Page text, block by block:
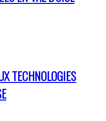
TECHNOLOGIES